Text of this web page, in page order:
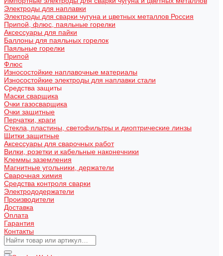
Электроды для наплавки
Электроды для сварки чугуна и цветных металлов Россия
Припой, флюс, паяльные горелки
Аксессуары для пайки
Баллоны для паяльных горелок
Паяльные горелки
Припой
Флюс
Износостойкие наплавочные материалы
Износостойкие электроды для наплавки стали
Средства защиты
Маски сварщика
Очки газосварщика
Очки защитные
Перчатки, краги
Стекла, пластины, светофильтры и диоптрические линзы
Щитки защитные
Аксессуары для сварочных работ
Вилки, розетки и кабельные наконечники
Клеммы заземления
Магнитные угольники, держатели
Сварочная химия
Средства контроля сварки
Электрододержатели
Производители
Доставка
Оплата
Гарантия
Контакты